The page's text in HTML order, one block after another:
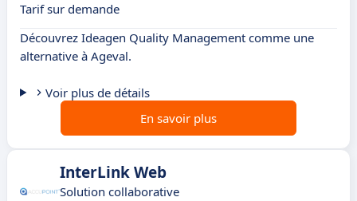
Tarif sur demande
Découvrez Ideagen Quality Management comme une
alternative à Ageval.
Voir plus de détails
En savoir plus
InterLink Web
Solution collaborative